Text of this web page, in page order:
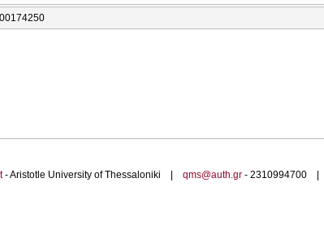
- Aristotle University of Thessaloniki | qms@auth.gr- 2310994700 |